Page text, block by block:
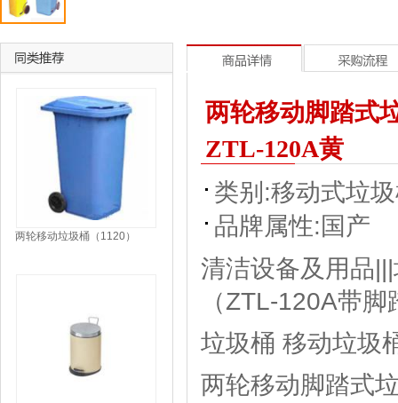
两轮移动脚踏式
ZTL-120A黄
类别:移动式垃
品牌属性:国产
清洁设备及用品
（ZTL-120A带脚
垃圾桶 移动垃圾
两轮移动脚踏式
两轮移动垃圾桶（1120）